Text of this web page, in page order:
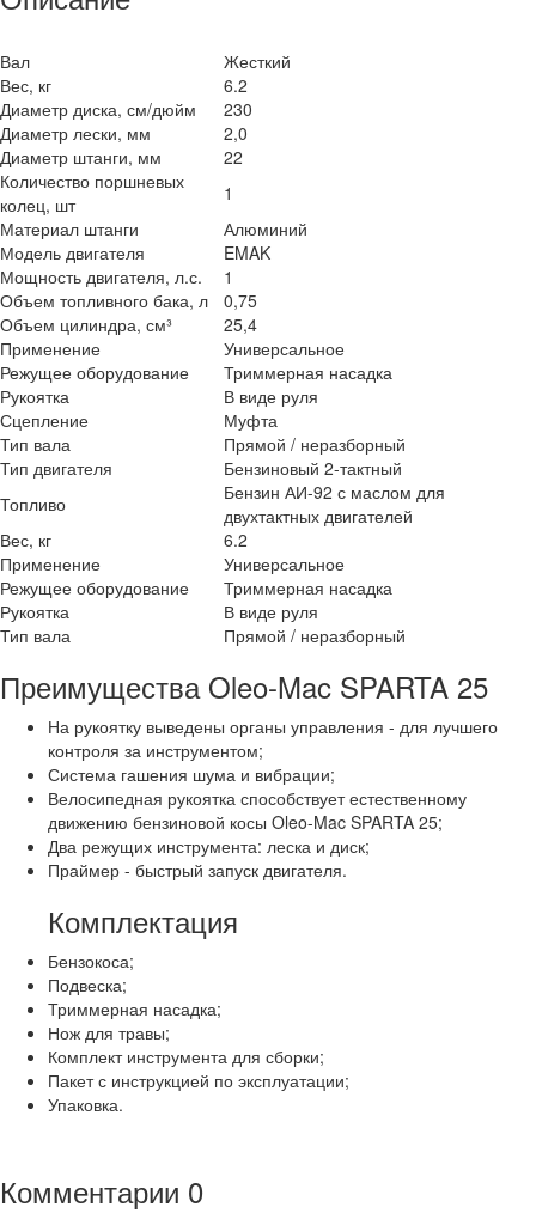
Вал
Жесткий
Вес, кг
6.2
Диаметр диска, см/дюйм
230
Диаметр лески, мм
2,0
Диаметр штанги, мм
22
Количество поршневых
колец, шт
1
Материал штанги
Алюминий
Модель двигателя
EMAK
Мощность двигателя, л.с.
1
Объем топливного бака, л
0,75
Объем цилиндра, см³
25,4
Применение
Универсальное
Режущее оборудование
Триммерная насадка
Рукоятка
В виде руля
Сцепление
Муфта
Тип вала
Прямой / неразборный
Тип двигателя
Бензиновый 2-тактный
Топливо
Бензин АИ-92 с маслом для
двухтактных двигателей
Вес, кг
6.2
Применение
Универсальное
Режущее оборудование
Триммерная насадка
Рукоятка
В виде руля
Тип вала
Прямой / неразборный
Преимущества Oleo-Mac SPARTA 25
На рукоятку выведены органы управления - для лучшего
контроля за инструментом;
Система гашения шума и вибрации;
Велосипедная рукоятка способствует естественному
движению бензиновой косы Oleo-Mac SPARTA 25;
Два режущих инструмента: леска и диск;
Праймер - быстрый запуск двигателя.
Комплектация
Бензокоса;
Подвеска;
Триммерная насадка;
Нож для травы;
Комплект инструмента для сборки;
Пакет с инструкцией по эксплуатации;
Упаковка.
Комментарии 0